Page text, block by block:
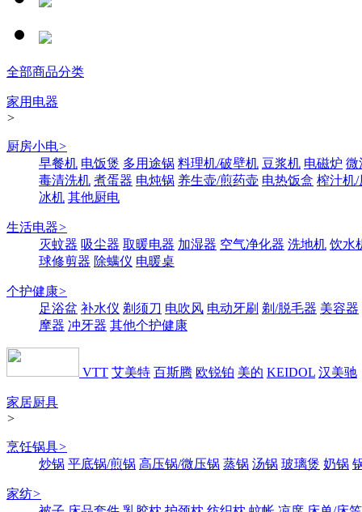
全部商品分类
家用电器
>
厨房小电>
早餐机 电饭煲 多用途锅 料理机/破壁机 豆浆机 电磁炉 微
毒清洗机 煮蛋器 电炖锅 养生壶/煎药壶 电热饭盒 榨汁机/
冰机 其他厨电
生活电器>
灭蚊器 吸尘器 取暖电器 加湿器 空气净化器 洗地机 饮水
球修剪器 除螨仪 电暖桌
个护健康>
足浴盆 补水仪 剃须刀 电吹风 电动牙刷 剃/脱毛器 美容器
摩器 冲牙器 其他个护健康
VTT 艾美特 百斯腾 欧锐铂 美的 KEIDOL 汉美驰
家居厨具
>
烹饪锅具>
炒锅 平底锅/煎锅 高压锅/微压锅 蒸锅 汤锅 玻璃煲 奶锅
家纺>